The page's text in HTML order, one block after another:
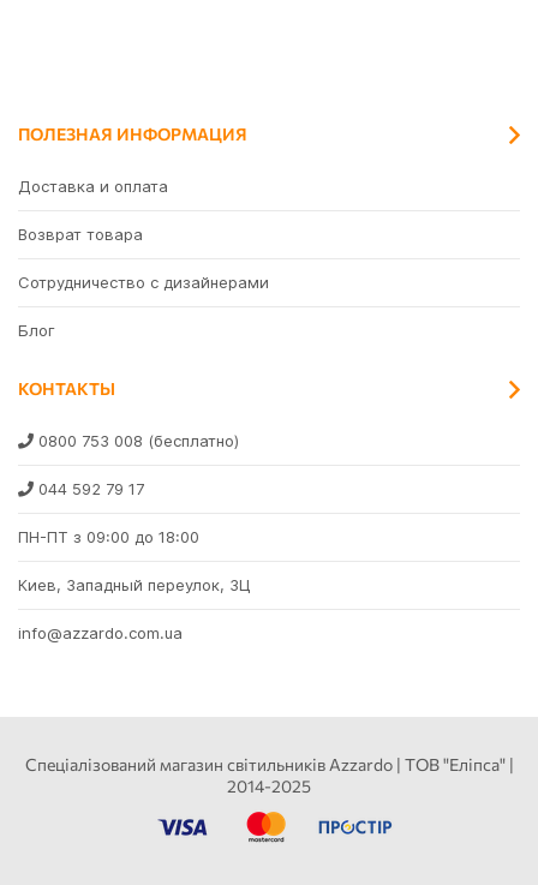
ПОЛЕЗНАЯ ИНФОРМАЦИЯ
Доставка и оплата
Возврат товара
Сотрудничество с дизайнерами
Блог
КОНТАКТЫ
0800 753 008 (бесплатно)
044 592 79 17
ПН-ПТ з 09:00 до 18:00
Киев, Западный переулок, 3Ц
info@azzardo.com.ua
Спеціалізований магазин світильників Azzardo | ТОВ "Еліпса" |
2014-2025